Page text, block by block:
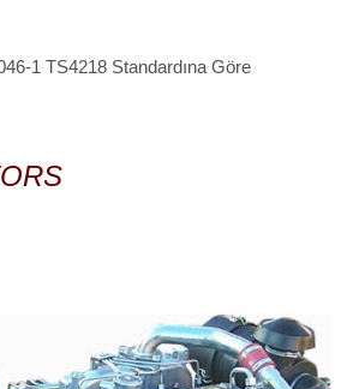
1 TS4218 Standardına Göre